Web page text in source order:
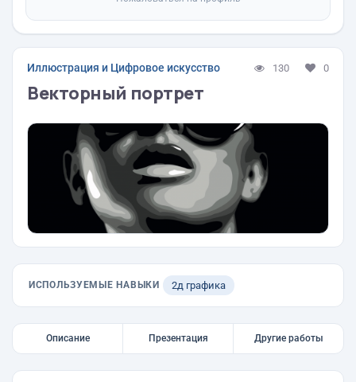
Иллюстрация и Цифровое искусство 130 0
Векторный портрет
ИСПОЛЬЗУЕМЫЕ НАВЫКИ 2д графика
Описание Презентация Другие работы